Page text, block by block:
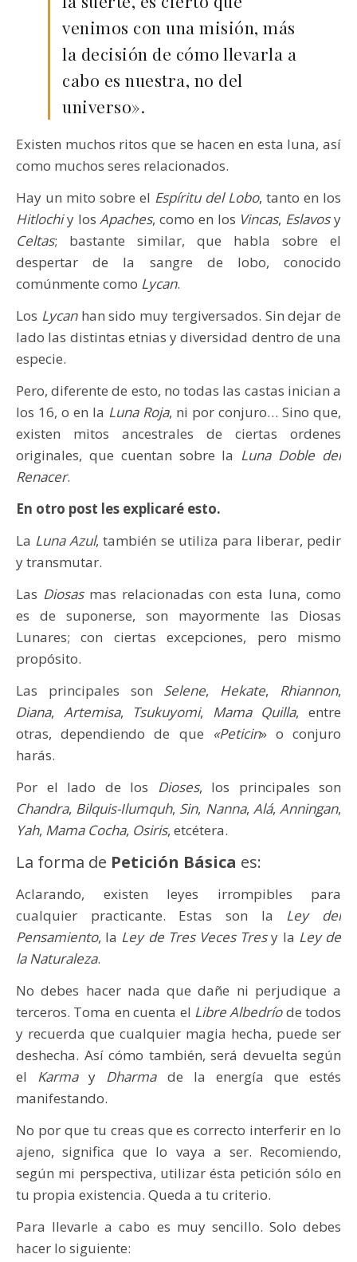
venimos con una misión, más
la decisión de cómo llevarla a
cabo es nuestra, no del
universo».
Existen muchos ritos que se hacen en esta luna, así
como muchos seres relacionados.
Hay un mito sobre el Espíritu del Lobo, tanto en los
Hitlochiy losApaches, como en los Vincas, Eslavosy
Celtas; bastante similar, que habla sobre el
despertar de la sangre de lobo, conocido
comúnmente como Lycan.
Los Lycanhan sido muy tergiversados. Sin dejar de
lado las distintas etnias y diversidad dentro de una
especie.
Pero, diferente de esto, no todas las castas inician a
los 16, o en la Luna Roja, ni por conjuro… Sino que,
existen mitos ancestrales de ciertas ordenes
originales, que cuentan sobre la Luna Doble del
Renacer.
En otro post les explicaré esto.
La Luna Azul, también se utiliza para liberar, pedir
y transmutar.
Las Diosasmas relacionadas con esta luna, como
es de suponerse, son mayormente las Diosas
Lunares; con ciertas excepciones, pero mismo
propósito.
Las principales son Selene, Hekate, Rhiannon,
Diana, Artemisa, Tsukuyomi, Mama Quilla, entre
otras, dependiendo de que
«Peticin» o conjuro
harás.
Por el lado de los Dioses, los principales son
Chandra, Bilquis-Ilumquh, Sin, Nanna, Alá,Anningan,
Yah, Mama Cocha, Osiris, etcétera.
La forma de Petición Básica es:
Aclarando, existen leyes irrompibles para
cualquier practicante. Estas son la Ley del
Pensamiento, la Ley de Tres Veces Tresy la Ley de
la Naturaleza.
No debes hacer nada que dañe ni perjudique a
terceros. Toma en cuenta el Libre Albedríode todos
y recuerda que cualquier magia hecha, puede ser
deshecha. Así cómo también, será devuelta según
el Karmay Dharmade la energía que estés
manifestando.
No por que tu creas que es correcto interferir en lo
ajeno, significa que lo vaya a ser. Recomiendo,
según mi perspectiva, utilizar ésta petición sólo en
tu propia existencia. Queda a tu criterio.
Para llevarle a cabo es muy sencillo. Solo debes
hacer lo siguiente: